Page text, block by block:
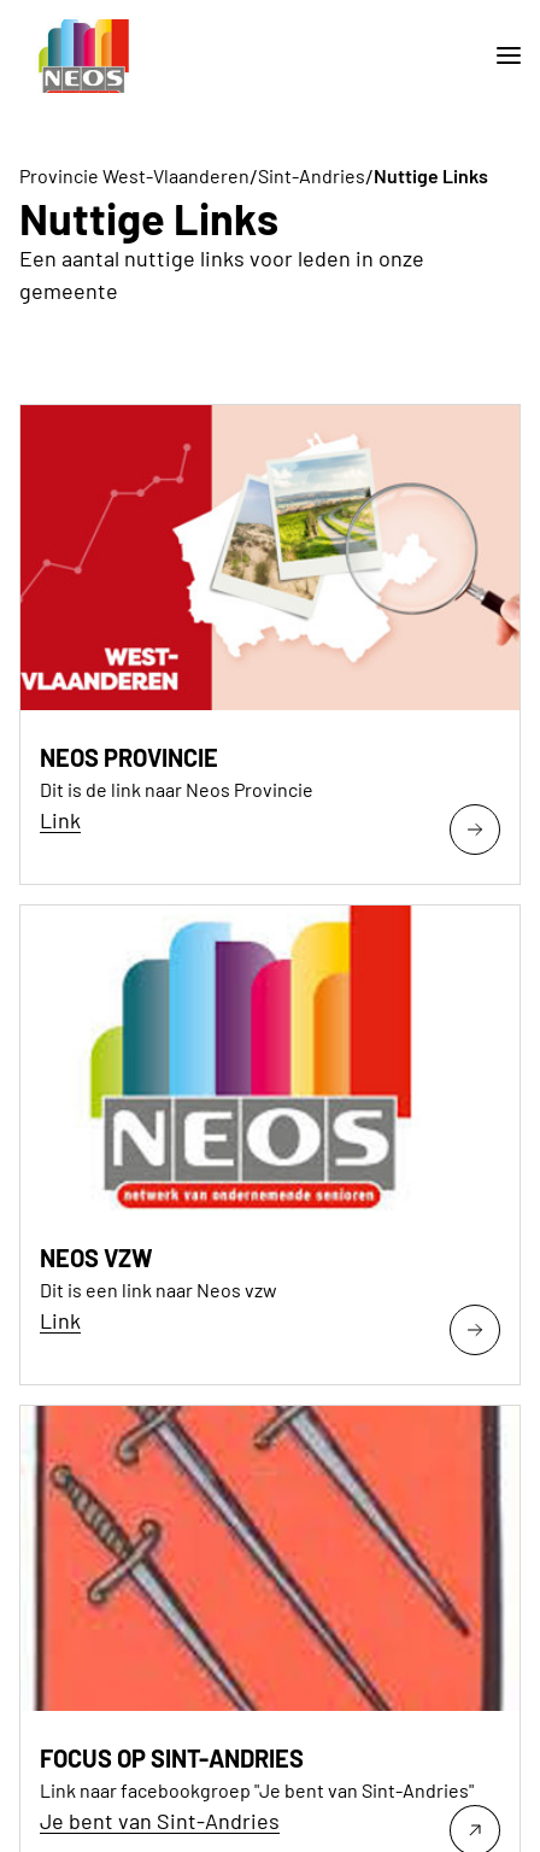
Provincie West-Vlaanderen/Sint-Andries/Nuttige Links
Nuttige Links
Een aantal nuttige links voor leden in onze
gemeente
NEOS PROVINCIE
Dit is de link naar Neos Provincie
Link
NEOS VZW
Dit is een link naar Neos vzw
Link
FOCUS OP SINT-ANDRIES
Link naar facebookgroep "Je bent van Sint-Andries"
Je bent van Sint-Andries